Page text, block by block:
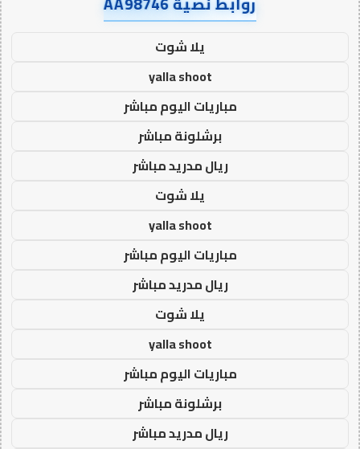
يلا شوت
yalla shoot
مباريات اليوم مباشر
برشلونة مباشر
ريال مدريد مباشر
يلا شوت
yalla shoot
مباريات اليوم مباشر
ريال مدريد مباشر
يلا شوت
yalla shoot
مباريات اليوم مباشر
برشلونة مباشر
ريال مدريد مباشر